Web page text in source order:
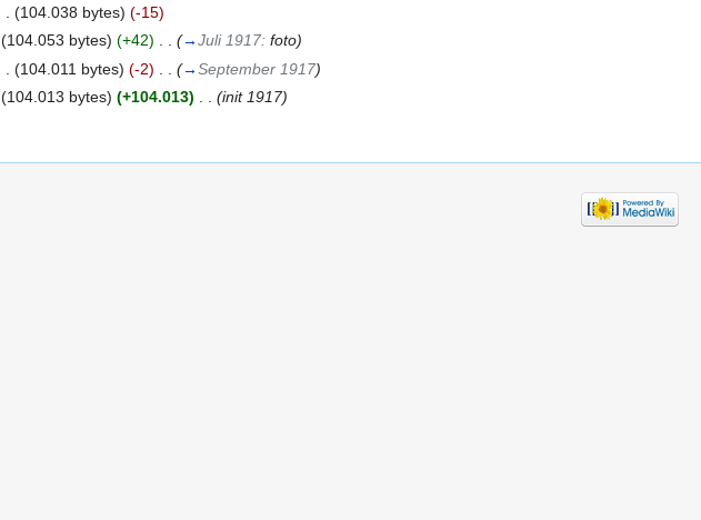
(104.038 bytes) (-15)
(104.053 bytes) (+42) (→Juli 1917: foto)
(104.011 bytes) (-2) (→September 1917)
(104.013 bytes) (+104.013) (init 1917)